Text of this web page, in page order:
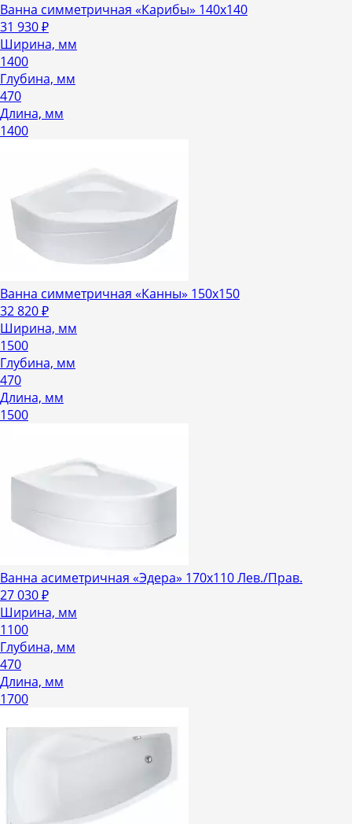
Ванна симметричная «Карибы» 140х140
31 930₽
Ширина, мм
1400
Глубина, мм
470
Длина, мм
1400
Ванна симметричная «Канны» 150х150
32 820₽
Ширина, мм
1500
Глубина, мм
470
Длина, мм
1500
Ванна асиметричная «Эдера» 170х110 Лев./Прав.
27 030₽
Ширина, мм
1100
Глубина, мм
470
Длина, мм
1700